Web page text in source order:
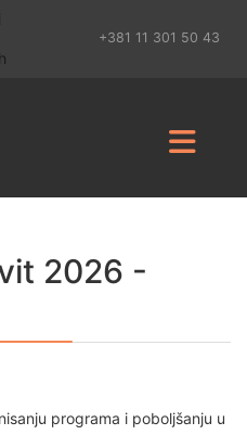
+381 11 301 50 43
2026 -
programa i poboljšanju u